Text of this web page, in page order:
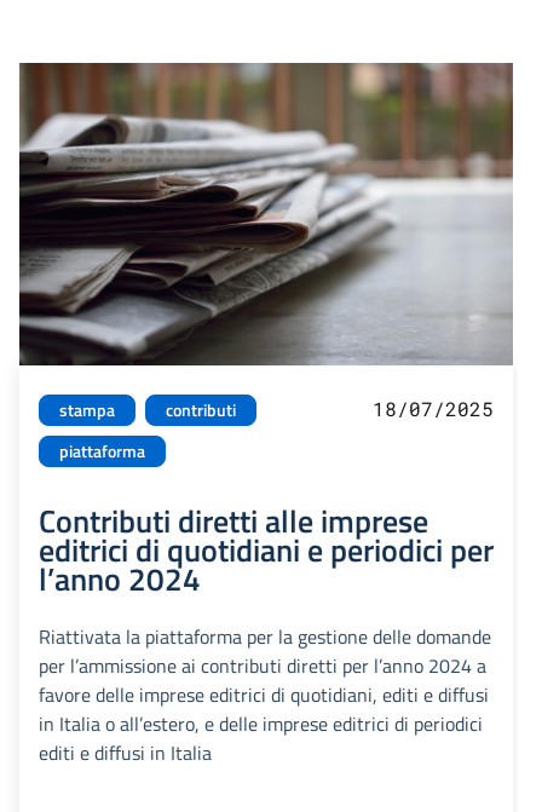
stampa
contributi
piattaforma
18/07/2025
Contributi diretti alle imprese
editrici di quotidiani e periodici per
l’anno 2024
Riattivata la piattaforma per la gestione delle domande
per l’ammissione ai contributi diretti per l’anno 2024 a
favore delle imprese editrici di quotidiani, editi e diffusi
in Italia o all’estero, e delle imprese editrici di periodici
editi e diffusi in Italia